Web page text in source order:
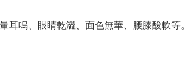
鳴、眼睛乾澀、面色無華、腰膝酸軟等。